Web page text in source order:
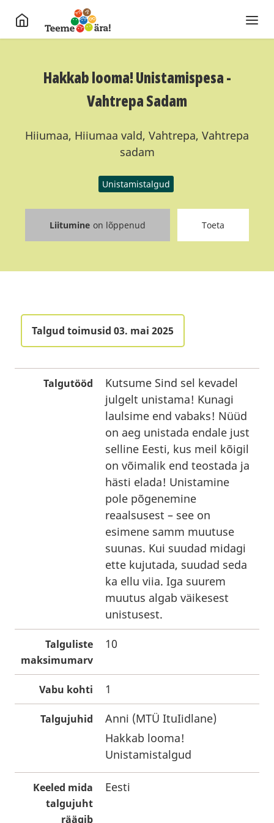
Hakkab looma! Unistamispesa -
Vahtrepa Sadam
Hiiumaa, Hiiumaa vald, Vahtrepa, Vahtrepa
sadam
Unistamistalgud
Liitumine on lõppenud Toeta
Talgud toimusid 03. mai 2025
Talgutööd
Kutsume Sind sel kevadel
julgelt unistama! Kunagi
laulsime end vabaks! Nüüd
on aeg unistada endale just
selline Eesti, kus meil kõigil
on võimalik end teostada ja
hästi elada! Unistamine
pole põgenemine
reaalsusest – see on
esimene samm muutuse
suunas. Kui suudad midagi
ette kujutada, suudad seda
ka ellu viia. Iga suurem
muutus algab väikesest
unistusest.
Talguliste
maksimumarv
10
Vabu kohti 1
Talgujuhid
Anni (MTÜ ItuIidlane)
Hakkab looma!
Unistamistalgud
Keeled mida
talgujuht
räägib
Eesti